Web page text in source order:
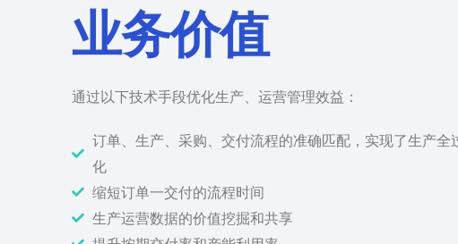
业务价值
通过以下技术手段优化生产、运营管理效益：
订单、生产、采购、交付流程的准确匹配，实现了生产全
化
缩短订单一交付的流程时间
生产运营数据的价值挖掘和共享